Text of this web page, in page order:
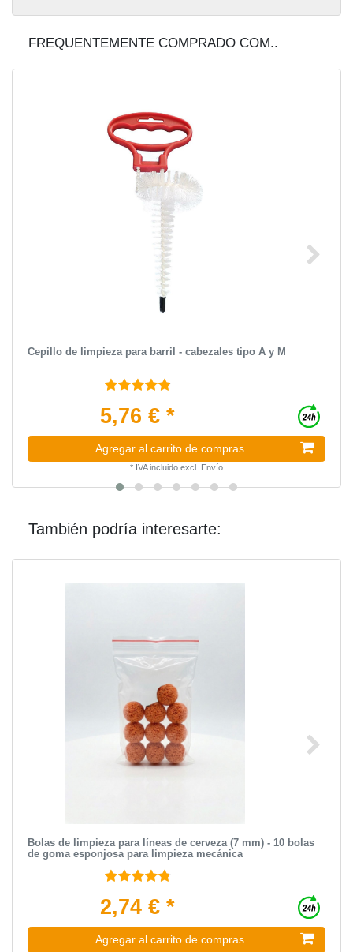
FREQUENTEMENTE COMPRADO COM..
Cepillo de limpieza para barril - cabezales tipo A y M
5,76 € *
Agregar al carrito de compras
* IVA incluido excl. Envío
También podría interesarte:
Bolas de limpieza para líneas de cerveza (7 mm) - 10 bolas
de goma esponjosa para limpieza mecánica
2,74 € *
Agregar al carrito de compras